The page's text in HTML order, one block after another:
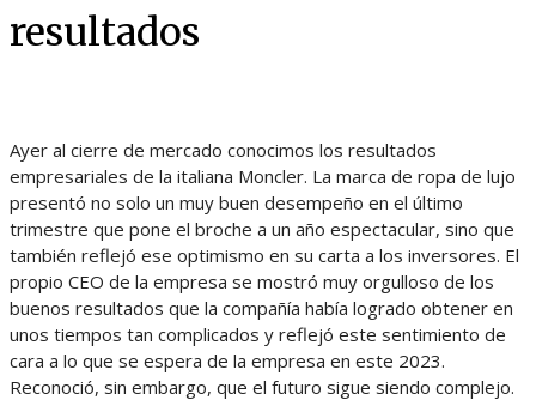
resultados
Ayer al cierre de mercado conocimos los resultados
empresariales de la italiana Moncler. La marca de ropa de lujo
presentó no solo un muy buen desempeño en el último
trimestre que pone el broche a un año espectacular, sino que
también reflejó ese optimismo en su carta a los inversores. El
propio CEO de la empresa se mostró muy orgulloso de los
buenos resultados que la compañía había logrado obtener en
unos tiempos tan complicados y reflejó este sentimiento de
cara a lo que se espera de la empresa en este 2023.
Reconoció, sin embargo, que el futuro sigue siendo complejo.